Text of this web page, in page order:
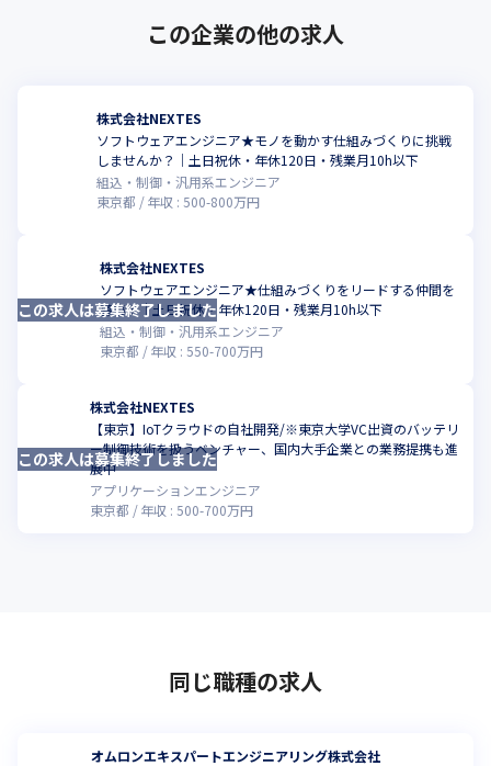
再生可能エネルギーの有効活用、カーボンニュートラル社会の実
この企業の他の求人
株式会社NEXTES
ソフトウェアエンジニア★モノを動かす仕組みづくりに挑戦
しませんか？｜土日祝休・年休120日・残業月10h以下
組込・制御・汎用系エンジニア
東京都
年収 : 500-800万円
株式会社NEXTES
ソフトウェアエンジニア★仕組みづくりをリードする仲間を
募集！｜土日祝休・年休120日・残業月10h以下
組込・制御・汎用系エンジニア
東京都
年収 :550-700万円
この求人は募集終了しました
株式会社NEXTES
【東京】IoTクラウドの自社開発/※東京大学VC出資のバッテリ
ー制御技術を扱うベンチャー、国内大手企業との業務提携も進
展中
アプリケーションエンジニア
東京都
年収 :500-700万円
この求人は募集終了しました
同じ職種の求人
オムロンエキスパートエンジニアリング株式会社